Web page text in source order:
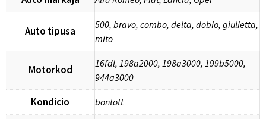
Auto tipusa
500, bravo, combo, delta, doblo, giulietta,
mito
Motorkod
16fdl, 198a2000, 198a3000, 199b5000,
944a3000
Kondicio bontott